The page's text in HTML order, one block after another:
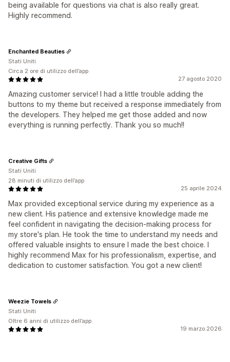
being available for questions via chat is also really great.
Highly recommend.
27 agosto 2020
Amazing customer service! I had a little trouble adding the
buttons to my theme but received a response immediately from
the developers. They helped me get those added and now
everything is running perfectly. Thank you so much!!
Enchanted Beauties
Stati Uniti
Circa 2 ore di utilizzo dell’app
25 aprile 2024
Max provided exceptional service during my experience as a
new client. His patience and extensive knowledge made me
feel confident in navigating the decision-making process for
my store's plan. He took the time to understand my needs and
offered valuable insights to ensure I made the best choice. I
highly recommend Max for his professionalism, expertise, and
dedication to customer satisfaction. You got a new client!
Creative Gifts
Stati Uniti
28 minuti di utilizzo dell’app
19 marzo 2026
Weezie Towels
Stati Uniti
Oltre 6 anni di utilizzo dell’app